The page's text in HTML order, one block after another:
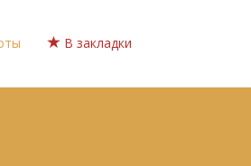
В закладки